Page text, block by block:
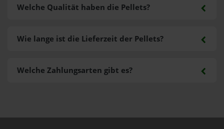
Welche Zahlungsarten gibt es?
Welche Qualität haben die Pellets?
Wie lange ist die Lieferzeit der Pellets?